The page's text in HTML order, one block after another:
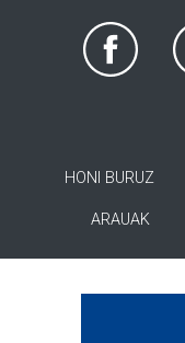
HONI BURUZ
ARAUAK